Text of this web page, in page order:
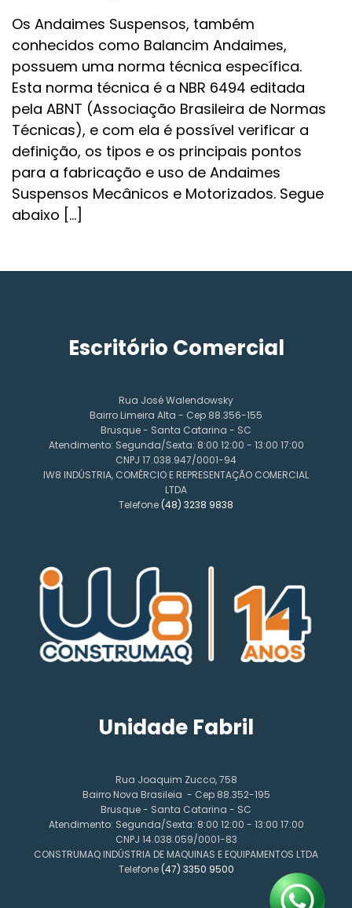
Os Andaimes Suspensos, também
conhecidos como Balancim Andaimes,
possuem uma norma técnica específica.
Esta norma técnica é a NBR 6494 editada
pela ABNT (Associação Brasileira de Normas
Técnicas), e com ela é possível verificar a
definição, os tipos e os principais pontos
para a fabricação e uso de Andaimes
Suspensos Mecânicos e Motorizados. Segue
abaixo […]
Escritório Comercial
Rua José Walendowsky
Bairro Limeira Alta - Cep 88.356-155
Brusque - Santa Catarina - SC
Atendimento: Segunda/Sexta: 8:00 12:00 - 13:00 17:00
CNPJ 17.038.947/0001-94
IW8 INDÚSTRIA, COMÉRCIO E REPRESENTAÇÃO COMERCIAL
LTDA
Telefone (48) 3238 9838
Unidade Fabril
Rua Joaquim Zucco, 758
Bairro Nova Brasileia - Cep 88.352-195
Brusque - Santa Catarina - SC
Atendimento: Segunda/Sexta: 8:00 12:00 - 13:00 17:00
CNPJ 14.038.059/0001-83
CONSTRUMAQ INDÚSTRIA DE MAQUINAS E EQUIPAMENTOS LTDA
Telefone (47) 3350 9500